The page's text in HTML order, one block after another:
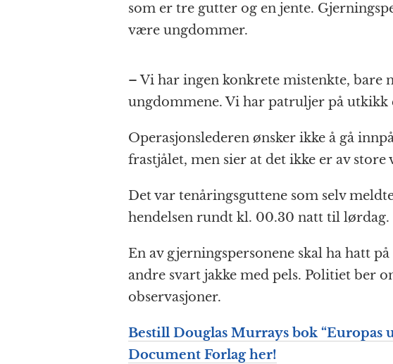
som er tre gutter og en jente.
være ungdommer.
– Vi har ingen konkrete mistenkte, bare
ungdommene. Vi har patruljer på utkikk
Operasjonslederen ønsker ikke å gå
frastjålet, men sier at det ikke er av store
Det var tenåringsguttene som selv
hendelsen rundt kl. 00.30 natt til lørdag.
En av gjerningspersonene skal ha hatt
andre svart jakke med pels. Politiet ber
observasjoner.
Bestill Douglas Murrays bok “Europas
Document Forlag her!